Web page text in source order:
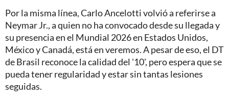
Por la misma línea, Carlo Ancelotti volvió a referirse a
Neymar Jr., a quien no ha convocado desde su llegada y
su presencia en el Mundial 2026 en Estados Unidos,
México y Canadá, está en veremos. A pesar de eso, el DT
de Brasil reconoce la calidad del '10', pero espera que se
pueda tener regularidad y estar sin tantas lesiones
seguidas.